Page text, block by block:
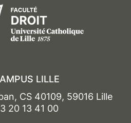
LILLE
CS 40109, 59016 Lille
20 13 41 00